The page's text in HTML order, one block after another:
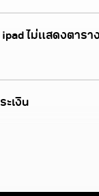
ไม่แสดงตารา
เงิน